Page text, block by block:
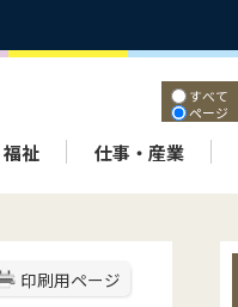
すべて
ページ
祉 仕事・産業
印刷用ページ